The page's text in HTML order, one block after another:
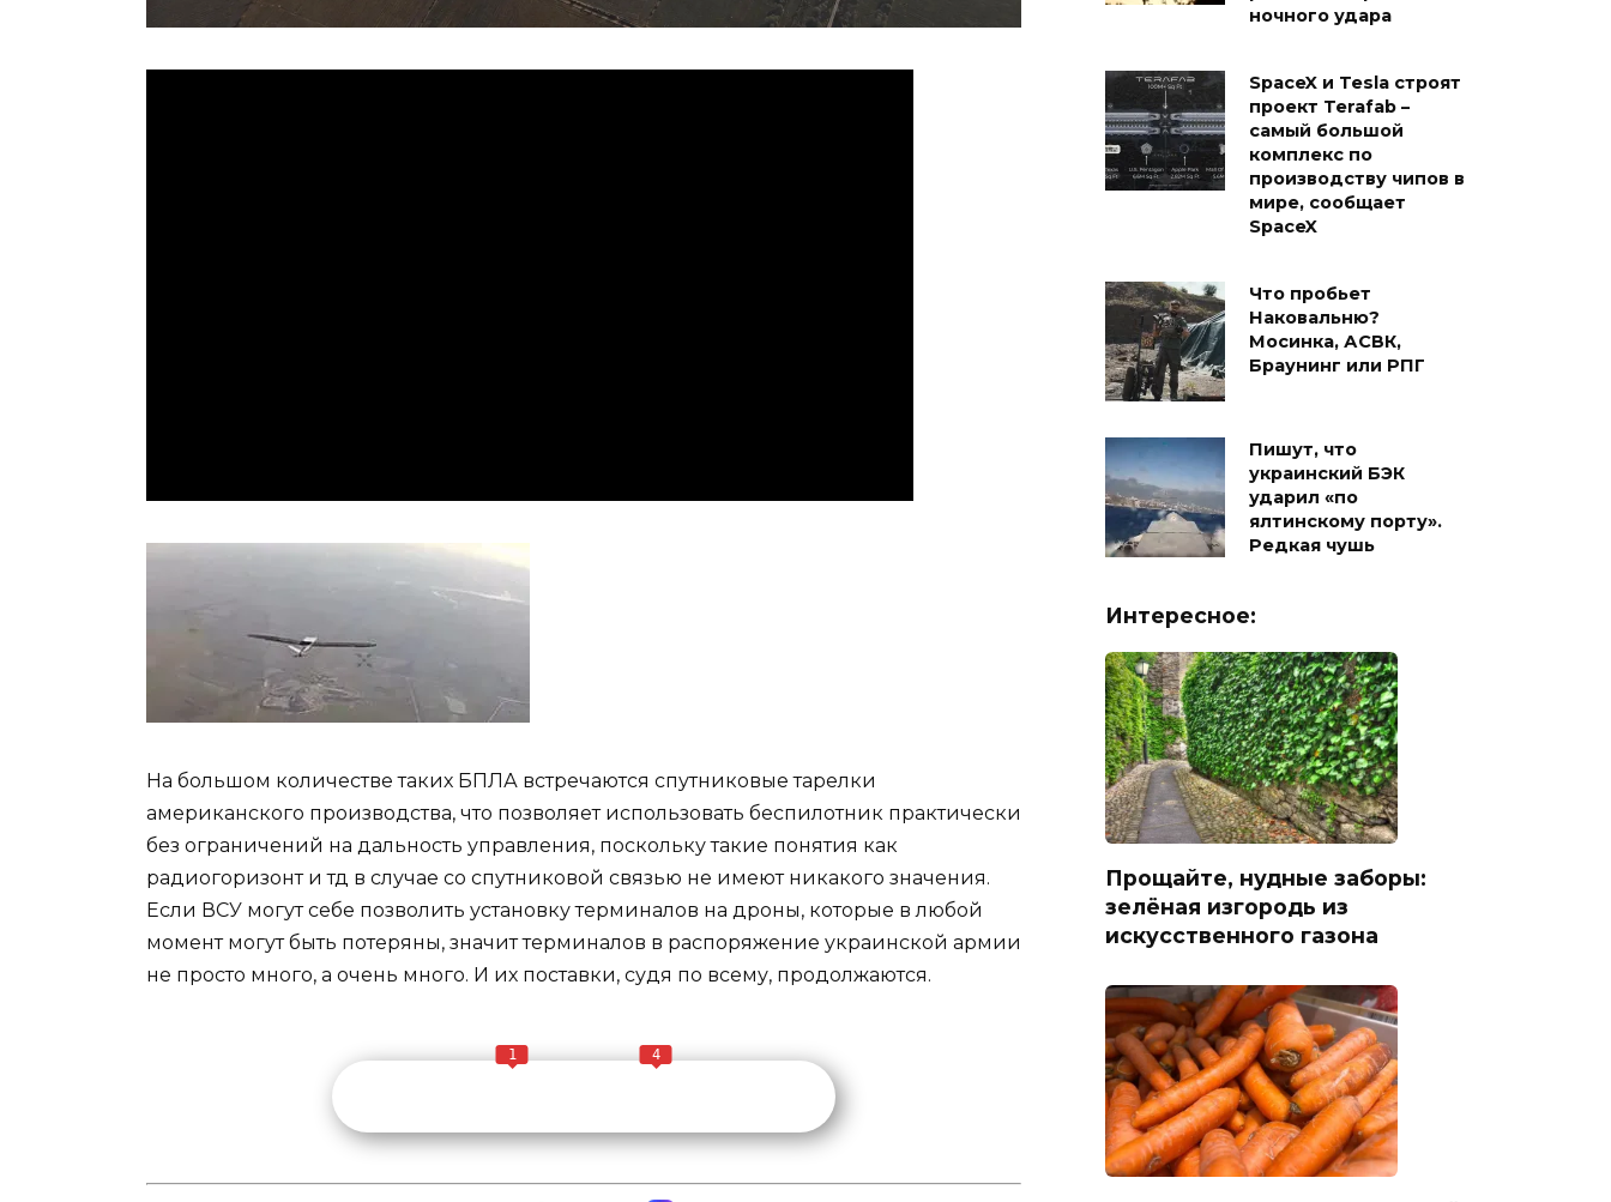
На большом количестве таких БПЛА встречаются спутниковые тарелки
американского производства, что позволяет использовать беспилотник практически
без ограничений на дальность управления, поскольку такие понятия как
радиогоризонт и тд в случае со спутниковой связью не имеют никакого значения.
Если ВСУ могут себе позволить установку терминалов на дроны, которые в любой
момент могут быть потеряны, значит терминалов в распоряжение украинской армии
не просто много, а очень много. И их поставки, судя по всему, продолжаются.
1 4
ночного удара
SpaceX и Tesla строят
проект Terafab –
самый большой
комплекс по
производству чипов в
мире, сообщает
SpaceX
Что пробьет
Наковальню?
Мосинка, АСВК,
Браунинг или РПГ
Пишут, что
украинский БЭК
ударил «по
ялтинскому порту».
Редкая чушь
Интересное:
Прощайте, нудные заборы:
зелёная изгородь из
искусственного газона